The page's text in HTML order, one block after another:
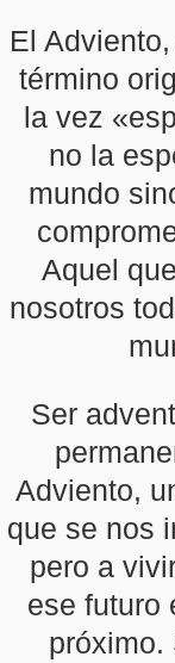
El
término
la vez
no la
mundo
Aquel
nosotros
Ser
Adviento,
que se nos
pero a
ese futuro
próximo.